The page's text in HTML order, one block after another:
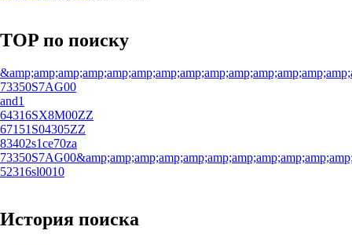
TOP по поиску
73350S7AG00
and1
64316SX8M00ZZ
67151S04305ZZ
83402s1ce70za
52316sl0010
История поиска